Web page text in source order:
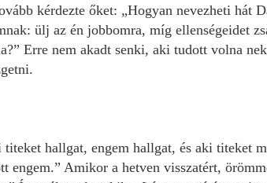
kérdezte őket: „Hogyan nevezheti hát
ülj az én jobbomra, míg ellenségeidet
Erre nem akadt senki, aki tudott volna
hallgat, engem hallgat, és aki titeket
engem.” Amikor a hetven visszatért,